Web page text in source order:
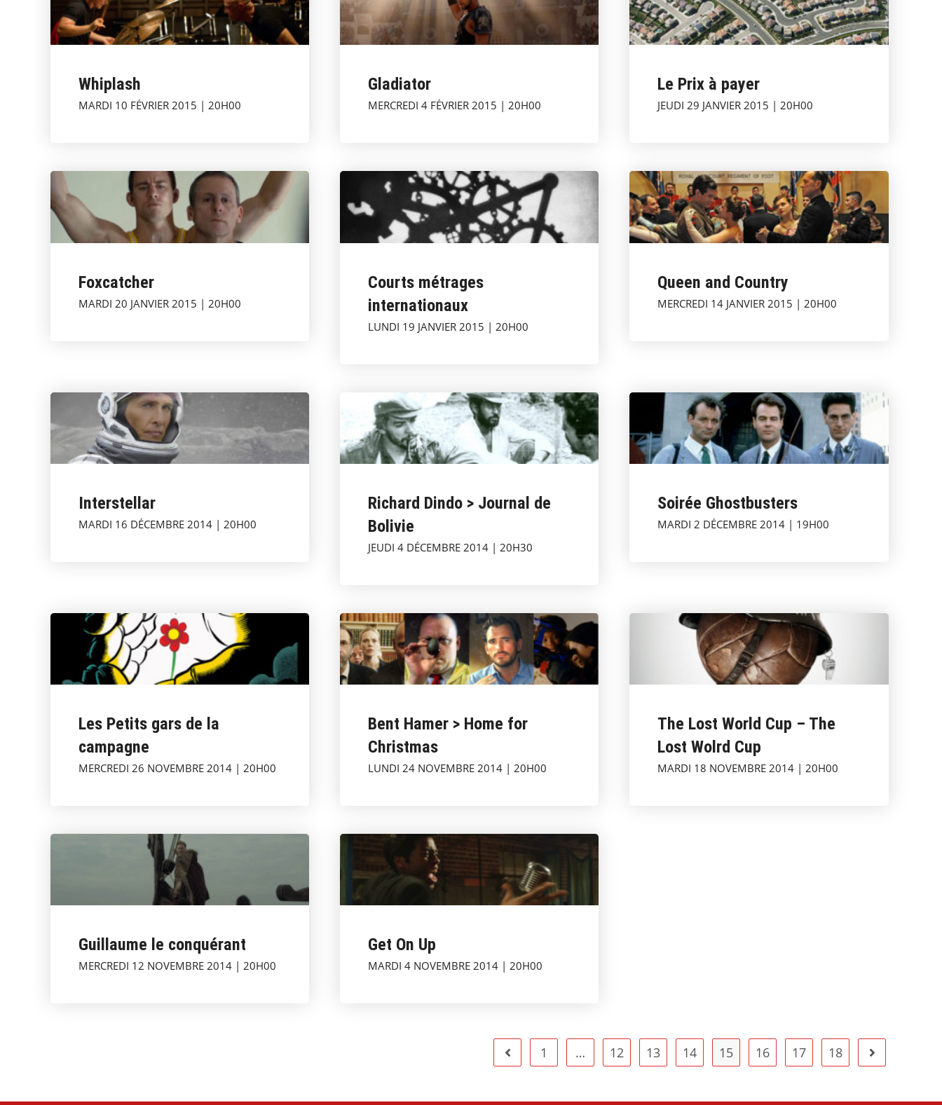
Whiplash
MARDI 10 FÉVRIER 2015 | 20H00
Gladiator
MERCREDI 4 FÉVRIER 2015 | 20H00
Le Prix à payer
JEUDI 29 JANVIER 2015 | 20H00
Foxcatcher
MARDI 20 JANVIER 2015 | 20H00
Courts métrages
internationaux
LUNDI 19 JANVIER 2015 | 20H00
Queen and Country
MERCREDI 14 JANVIER 2015 | 20H00
Interstellar
MARDI 16 DÉCEMBRE 2014 | 20H00
Richard Dindo > Journal de
Bolivie
JEUDI 4 DÉCEMBRE 2014 | 20H30
Soirée Ghostbusters
MARDI 2 DÉCEMBRE 2014 | 19H00
Les Petits gars de la
campagne
MERCREDI 26 NOVEMBRE 2014 | 20H00
Bent Hamer > Home for
Christmas
LUNDI 24 NOVEMBRE 2014 | 20H00
The Lost World Cup – The
Lost Wolrd Cup
MARDI 18 NOVEMBRE 2014 | 20H00
Guillaume le conquérant
MERCREDI 12 NOVEMBRE 2014 | 20H00
Get On Up
MARDI 4 NOVEMBRE 2014 | 20H00
1 … 12 13 14 15 16 17 18